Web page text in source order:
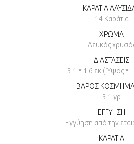
ΚΑΡΑΤΙΑ
14 Καράτια
ΧΡΩΜΑ
Λευκός
ΔΙΑΣΤΑΣΕΙΣ
3.1 * 1.6 εκ ( Ύψος *
ΒΑΡΟΣ
3.1 γρ
ΕΓΓΥΗΣΗ
Εγγύηση από την
ΚΑΡΑΤΙΑ